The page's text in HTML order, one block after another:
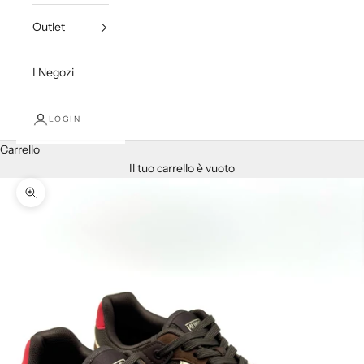
Outlet
I Negozi
LOGIN
Carrello
Il tuo carrello è vuoto
Ingrandisci immagine